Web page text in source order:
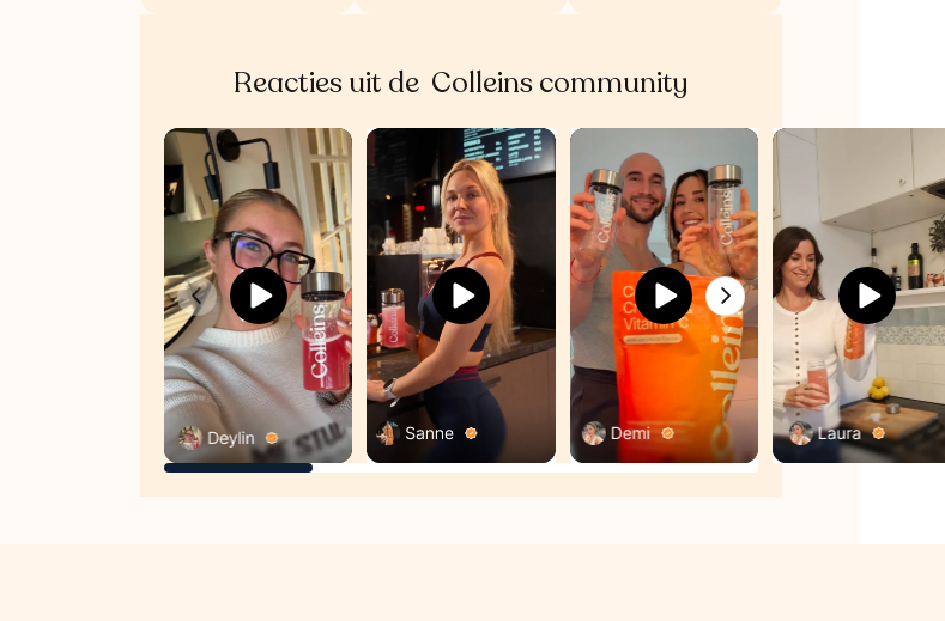
Reacties uit de  Colleins community